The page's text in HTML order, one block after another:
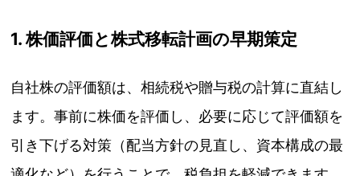
1. 株価評価と株式移転計画の早期策定
自社株の評価額は、相続税や贈与税の計算に直結し
ます。事前に株価を評価し、必要に応じて評価額を
引き下げる対策（配当方針の見直し、資本構成の最